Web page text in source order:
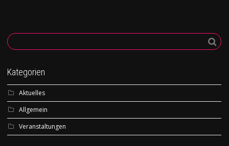
Kategorien
Aktuelles
Allgemein
Veranstaltungen